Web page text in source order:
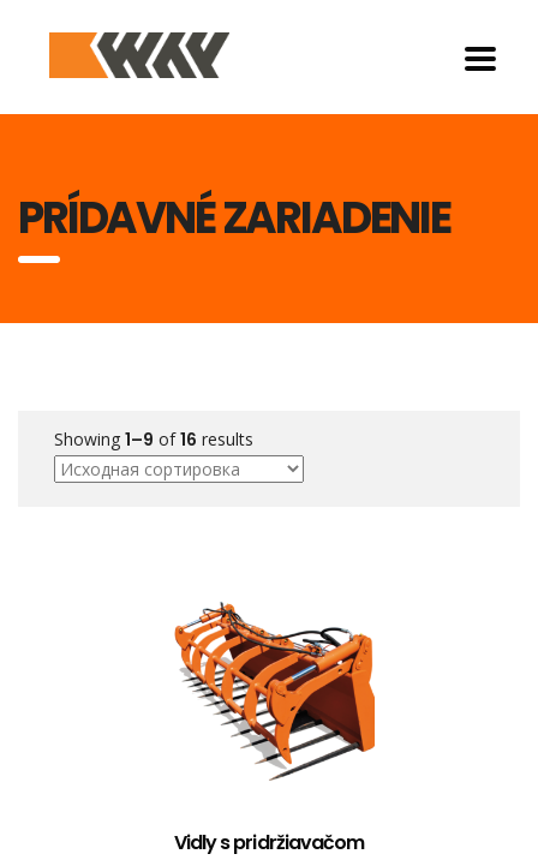
PRÍDAVNÉ ZARIADENIE
Showing 1–9 of16 results
Vidly s pridržiavačom